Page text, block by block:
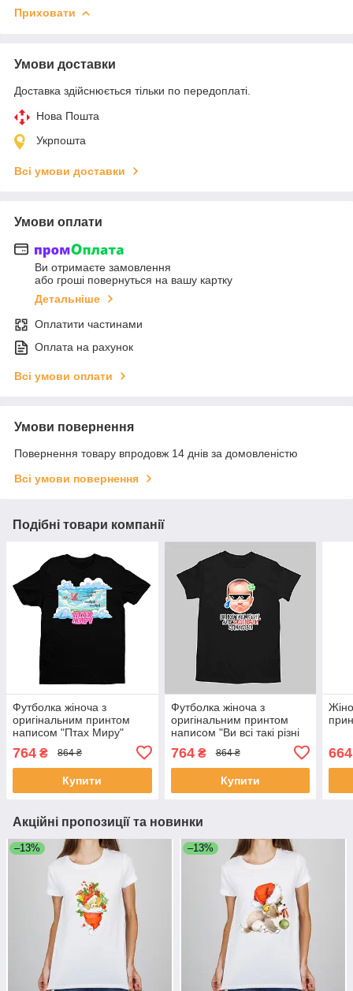
Приховати
Умови доставки
Доставка здійснюється тільки по передоплаті.
Нова Пошта
Укрпошта
Всі умови доставки
Умови оплати
Ви отримаєте замовлення
або гроші повернуться на вашу картку
Детальніше
Оплатити частинами
Оплата на рахунок
Всі умови оплати
Умови повернення
Повернення товару впродовж 14 днів за домовленістю
Всі умови повернення
Подібні товари компанії
Футболка жіноча з
оригінальним принтом
написом "Птах Миру"
764 ₴ 864 ₴
Купити
Футболка жіноча з
оригінальним принтом
написом "Ви всі такі різні
але задовбали однаково"
Чорний Push IT
764₴ 864 ₴
Купити
664
Акційні пропозиції та новинки
–13% –13%